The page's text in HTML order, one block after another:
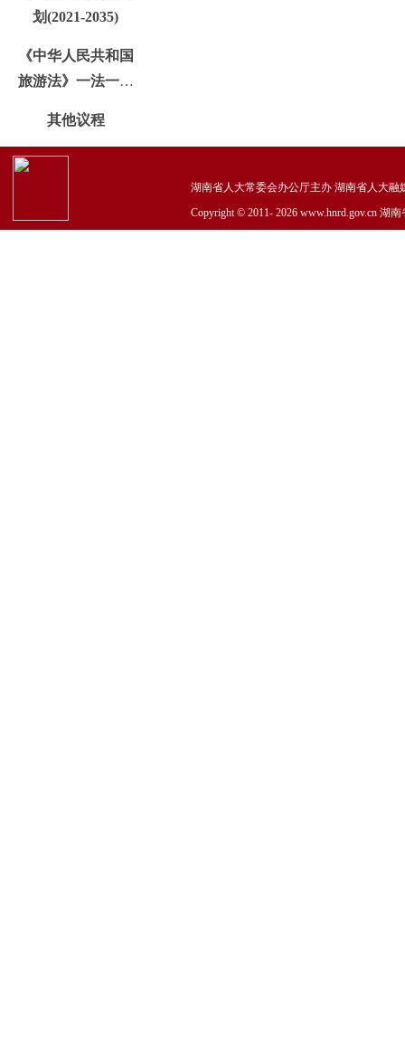
划(2021-2035)
《中华人民共和国
旅游法》一法一办
其他议程
湖南省人大常委会办公厅主办 湖南省人大融
Copyright © 2011- 2026 www.hnrd.gov.cn 湖